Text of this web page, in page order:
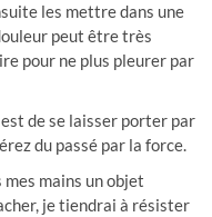
les mettre dans une
peut être très
pour ne plus pleurer par
de se laisser porter par
du passé par la force.
mains un objet
je tiendrai à résister